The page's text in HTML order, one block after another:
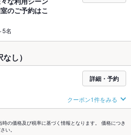
のご予約はこ
5名
し）
詳細・予約
クーポン1件をみる
の価格及び税率に基づく情報となります。 価格につき
い。